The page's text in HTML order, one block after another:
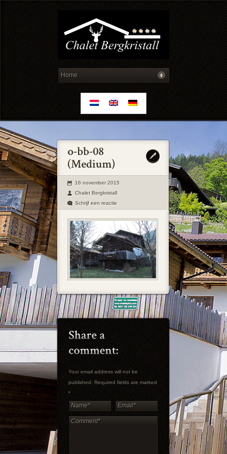
16 november 2015
Chalet Bergkristall
Schrijf een reactie
Your email address will not be
published. Required fields are marked
*